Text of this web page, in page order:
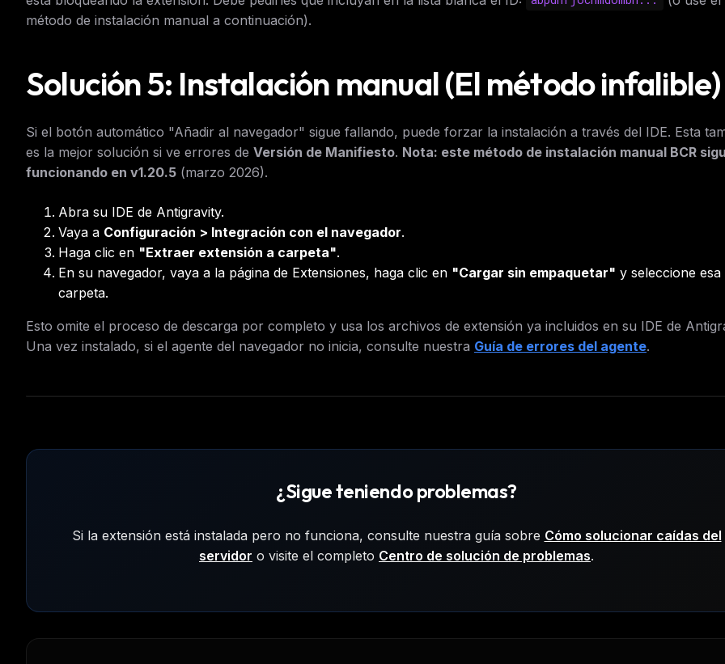
método de instalación manual a continuación).
Solución 5: Instalación manual (El método infalible)
Si el botón automático "Añadir al navegador" sigue fallando, puede forzar la instalación a través del IDE. Esta
es la mejor solución si ve errores de Versión de Manifiesto. Nota: este método de instalación manual BCR
funcionando en v1.20.5 (marzo 2026).
Abra su IDE de Antigravity.
Vaya a Configuración > Integración con el navegador.
Haga clic en "Extraer extensión a carpeta".
En su navegador, vaya a la página de Extensiones, haga clic en "Cargar sin empaquetar" y seleccione esa
carpeta.
Esto omite el proceso de descarga por completo y usa los archivos de extensión ya incluidos en su IDE de
Una vez instalado, si el agente del navegador no inicia, consulte nuestra Guía de errores del agente.
¿Sigue teniendo problemas?
Si la extensión está instalada pero no funciona, consulte nuestra guía sobre Cómo solucionar caídas del
servidor o visite el completo Centro de solución de problemas.